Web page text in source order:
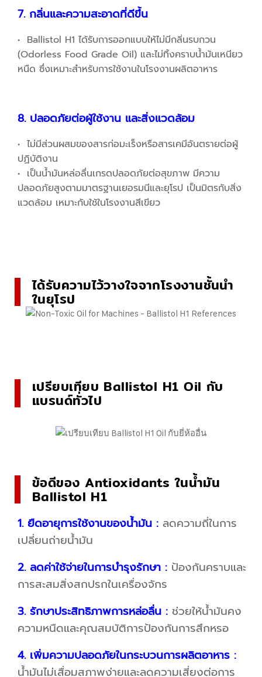
7. กลิ่นและความสะอาดที่ดีขึ้น
• Ballistol H1 ได้รับการออกแบบให้ไม่มีกลิ่นรบกวน
(Odorless Food Grade Oil) และไม่ทิ้งคราบน้ำมันเหนียว
หนืด ซึ่งเหมาะสำหรับการใช้งานในโรงงานผลิตอาหาร
8. ปลอดภัยต่อผู้ใช้งาน และสิ่งแวดล้อม
• ไม่มีส่วนผสมของสารก่อมะเร็งหรือสารเคมีอันตรายต่อผู้
ปฏิบัติงาน
• เป็นน้ำมันหล่อลื่นเกรดปลอดภัยต่อสุขภาพ มีความ
ปลอดภัยสูงตามมาตรฐานเยอรมนีและยุโรป เป็นมิตรกับสิ่ง
แวดล้อม เหมาะกับใช้ในโรงงานสีเขียว
ได้รับความไว้วางใจจากโรงงานชั้นนำ
ในยุโรป
เปรียบเทียบ Ballistol H1 Oil กับ
แบรนด์ทั่วไป
ข้อดีของ Antioxidants ในน้ำมัน
Ballistol H1
1. ยืดอายุการใช้งานของน้ำมัน : ลดความถี่ในการ
เปลี่ยนถ่ายน้ำมัน
2. ลดค่าใช้จ่ายในการบำรุงรักษา : ป้องกันคราบและ
การสะสมสิ่งสกปรกในเครื่องจักร
3. รักษาประสิทธิภาพการหล่อลื่น : ช่วยให้น้ำมันคง
ความหนืดและคุณสมบัติการป้องกันการสึกหรอ
4. เพิ่มความปลอดภัยในกระบวนการผลิตอาหาร :
น้ำมันไม่เสื่อมสภาพง่ายและลดความเสี่ยงต่อการ